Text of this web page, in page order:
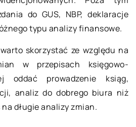
do GUS, NBP, deklaracje
typu analizy finansowe.
skorzystać ze względu na
w przepisach księgowo-
oddać prowadzenie ksiąg,
analiz do dobrego biura niż
długie analizy zmian.